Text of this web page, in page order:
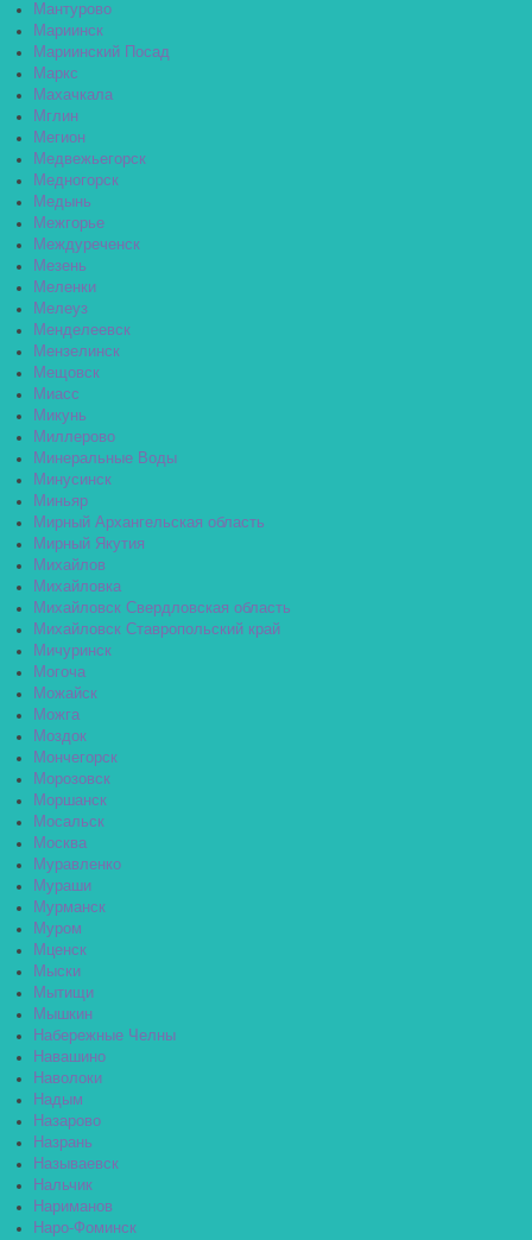
Мантурово
Мариинск
Мариинский Посад
Маркс
Махачкала
Мглин
Мегион
Медвежьегорск
Медногорск
Медынь
Межгорье
Междуреченск
Мезень
Меленки
Мелеуз
Менделеевск
Мензелинск
Мещовск
Миасс
Микунь
Миллерово
Минеральные Воды
Минусинск
Миньяр
Мирный Архангельская область
Мирный Якутия
Михайлов
Михайловка
Михайловск Свердловская область
Михайловск Ставропольский край
Мичуринск
Могоча
Можайск
Можга
Моздок
Мончегорск
Морозовск
Моршанск
Мосальск
Москва
Муравленко
Мураши
Мурманск
Муром
Мценск
Мыски
Мытищи
Мышкин
Набережные Челны
Навашино
Наволоки
Надым
Назарово
Назрань
Называевск
Нальчик
Нариманов
Наро-Фоминск